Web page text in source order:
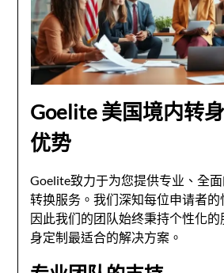
Goelite 美国境内转
优势
Goelite致力于为您提供专业、全
转换服务。我们深知每位申请者的
因此我们的团队始终秉持个性化
身定制最适合的解决方案。